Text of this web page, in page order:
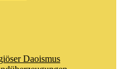
Daoismus